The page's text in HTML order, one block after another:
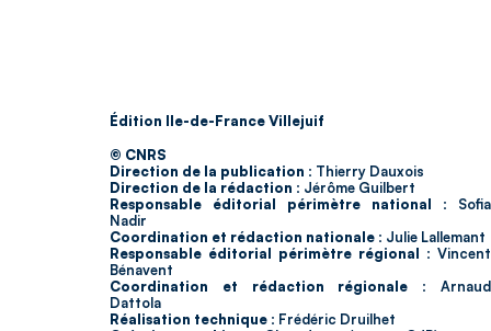
Édition Ile-de-France Villejuif
© CNRS
Direction de la publication : Thierry Dauxois
Direction de la rédaction : Jérôme Guilbert
Responsable éditorial périmètre national : Sofia
Nadir
Coordination et rédaction nationale : Julie Lallemant
Responsable éditorial périmètre régional : Vincent
Bénavent
Coordination et rédaction régionale : Arnaud
Dattola
Réalisation technique : Frédéric Druilhet